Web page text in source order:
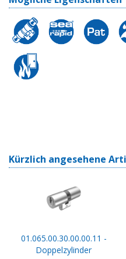
Kürzlich angesehene
01.065.00.30.00.00.11 -
Doppelzylinder